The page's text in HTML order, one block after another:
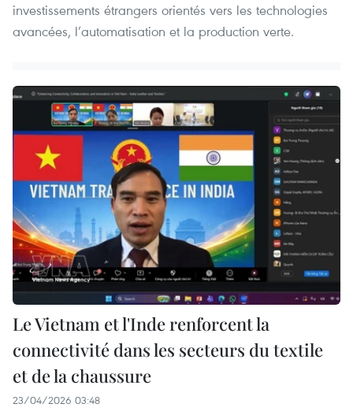
investissements étrangers orientés vers les technologies
avancées, l’automatisation et la production verte.
Le Vietnam et l'Inde renforcent la
connectivité dans les secteurs du textile
et de la chaussure
23/04/2026 03:48